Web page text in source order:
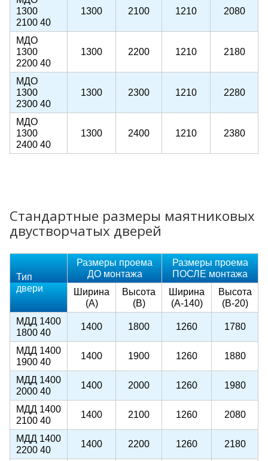
1300
2100 40
1300 2100 1210 2080
МДО
1300
2200 40
1300 2200 1210 2180
МДО
1300
2300 40
1300 2300 1210 2280
МДО
1300
2400 40
1300 2400 1210 2380
Стандартные размеры маятниковых
двустворчатых дверей
Тип
двери
Размеры проема
ДО монтажа
Размеры проема
ПОСЛЕ монтажа
Ширина
(А)
Высота
(В)
Ширина
(А-140)
Высота
(В-20)
МДД 1400
1800 40
1400 1800 1260 1780
МДД 1400
1900 40
1400 1900 1260 1880
МДД 1400
2000 40
1400 2000 1260 1980
МДД 1400
2100 40
1400 2100 1260 2080
МДД 1400
2200 40
1400 2200 1260 2180